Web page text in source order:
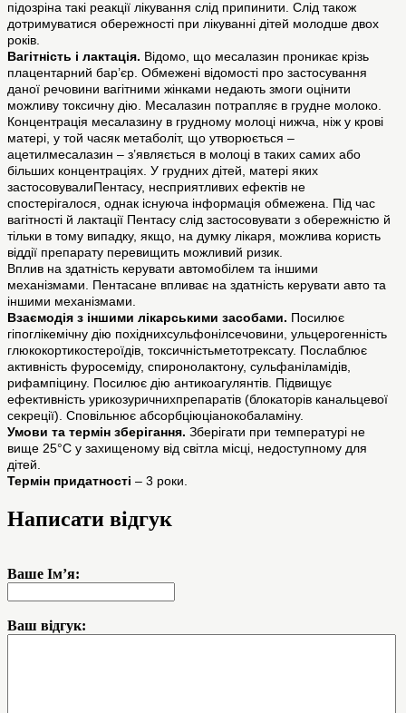
підозріна такі реакції лікування слід припинити. Слід також
дотримуватися обережності при лікуванні дітей молодше двох
років.
Вагітність і лактація. Відомо, що месалазин проникає крізь
плацентарний бар’єр. Обмежені відомості про застосування
даної речовини вагітними жінками недають змоги оцінити
можливу токсичну дію. Месалазин потрапляє в грудне молоко.
Концентрація месалазину в грудному молоці нижча, ніж у крові
матері, у той часяк метаболіт, що утворюється –
ацетилмесалазин – з’являється в молоці в таких самих або
більших концентраціях. У грудних дітей, матері яких
застосовувалиПентасу, несприятливих ефектів не
спостерігалося, однак існуюча інформація обмежена. Під час
вагітності й лактації Пентаcу слід застосовувати з обережністю й
тільки в тому випадку, якщо, на думку лікаря, можлива користь
віддії препарату перевищить можливий ризик.
Вплив на здатність керувати автомобілем та іншими
механізмами. Пентасане впливає на здатність керувати авто та
іншими механізмами.
Взаємодія з іншими лікарськими засобами. Посилює
гіпоглікемічну дію похіднихсульфонілсечовини, ульцерогенність
глюкокортикостероїдів, токсичністьметотрексату. Послаблює
активність фуросеміду, спиронолактону, сульфаніламідів,
рифампіцину. Посилює дію антикоагулянтів. Підвищує
ефективність урикозуричнихпрепаратів (блокаторів канальцевої
секреції). Сповільнює абсорбціюціанокобаламіну.
Умови та термін зберігання. Зберігати при температурі не
вище 25°С у захищеному від світла місці, недоступному для
дітей.
Термін придатності – 3 роки.
Написати відгук
Ваше Ім’я:
Ваш відгук: